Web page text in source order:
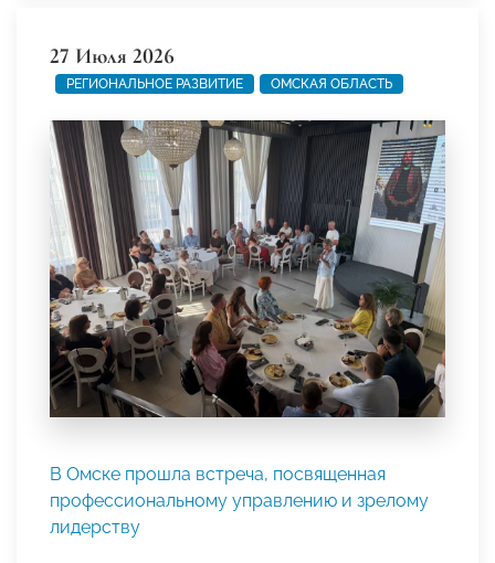
27 Июля 2026
РЕГИОНАЛЬНОЕ РАЗВИТИЕ ОМСКАЯ ОБЛАСТЬ
В Омске прошла встреча, посвященная
профессиональному управлению и зрелому
лидерству